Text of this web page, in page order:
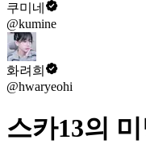
쿠미네
@kumine
화려희
@hwaryeohi
스카13의